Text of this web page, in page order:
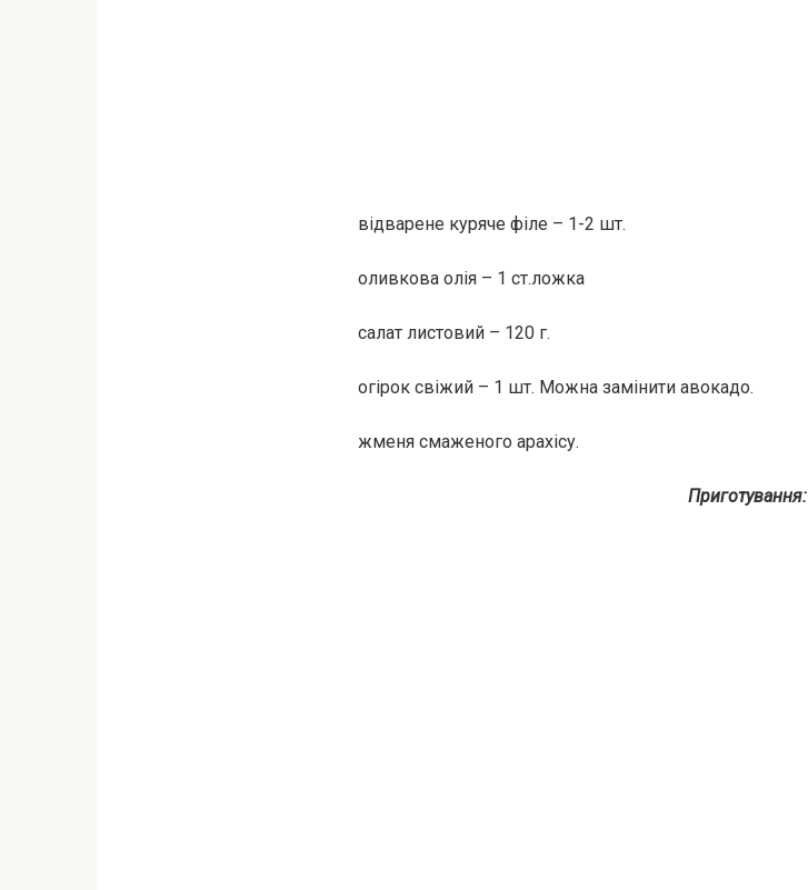
відварене куряче філе – 1-2 шт.
оливкова олія – 1 ст.ложка
салат листовий – 120 г.
огірок свіжий – 1 шт. Можна замінити авокадо.
жменя смаженого арахісу.
Приготування: